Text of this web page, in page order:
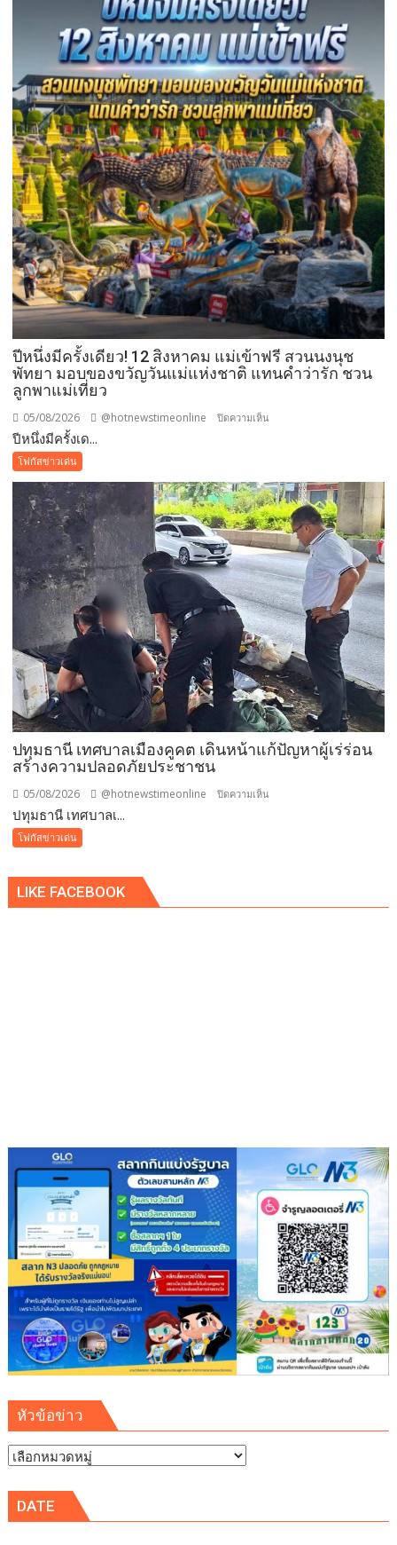
ว
เวอร์
”
ส่ง
เสริม
โรงเรียน
สุข
ภาวะ
ดี
ด้วย
จุลินทรีย์”
(
Healthy
school)
เสริม
ความ
รู้
เยาวชน
จัดการ
ปีหนึ่งมีครั้งเดียว! 12 สิงหาคม แม่เข้าฟรี สวนนงนุช
พัทยา มอบของขวัญวันแม่แห่งชาติ แทนคำว่ารัก ชวน
ลูกพาแม่เที่ยว
05/08/2026 @hotnewstimeonline ปิดความเห็น
ครั้ง
เดียว!
12
สิงหาคม
แม่
เข้า
ฟรี
สวน
นงนุช
พัทยา
มอบ
ของ
ขวัญ
วัน
ชวน
ปีหนึ่งมีครั้งเด...
โฟกัสข่าวเด่น
ปทุมธานี เทศบาลเมืองคูคต เดินหน้าแก้ปัญหาผู้เร่ร่อน
สร้างความปลอดภัยประชาชน
05/08/2026 @hotnewstimeonline ปิดความเห็น
หน้า
ปทุมธานี เทศบาลเ...
โฟกัสข่าวเด่น
LIKE FACEBOOK
หัวข้อข่าว
หัวข้อ
DATE